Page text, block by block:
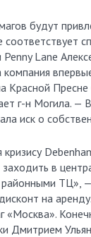
будут
Lane
Красной
г-н Могила.
иск о
в
районными ТЦ»,
на
«Москва».
Дмитрием